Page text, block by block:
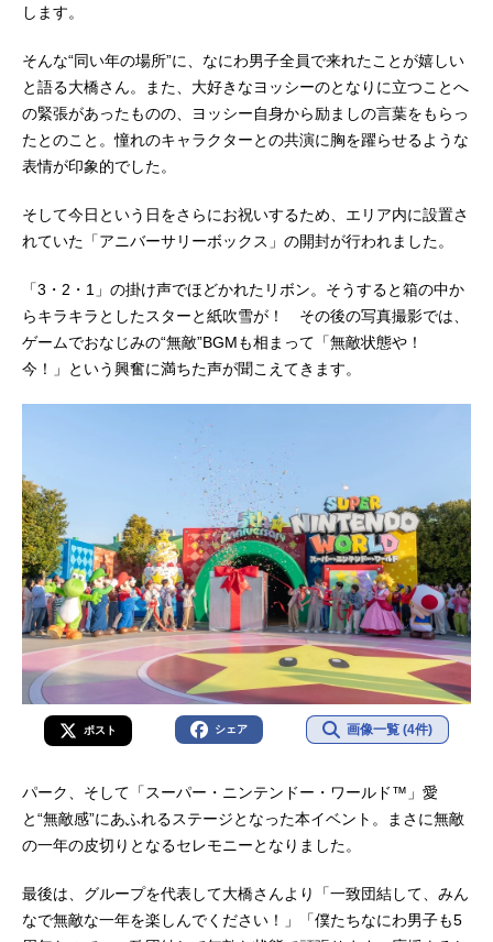
します。
そんな“同い年の場所”に、なにわ男子全員で来れたことが嬉しい
と語る大橋さん。また、大好きなヨッシーのとなりに立つことへ
の緊張があったものの、ヨッシー自身から励ましの言葉をもらっ
たとのこと。憧れのキャラクターとの共演に胸を躍らせるような
表情が印象的でした。
そして今日という日をさらにお祝いするため、エリア内に設置さ
れていた「アニバーサリーボックス」の開封が行われました。
「3・2・1」の掛け声でほどかれたリボン。そうすると箱の中か
らキラキラとしたスターと紙吹雪が！ その後の写真撮影では、
ゲームでおなじみの“無敵”BGMも相まって「無敵状態や！
今！」という興奮に満ちた声が聞こえてきます。
ポスト シェア 画像一覧 (4件)
パーク、そして「スーパー・ニンテンドー・ワールド™」愛
と“無敵感”にあふれるステージとなった本イベント。まさに無敵
の一年の皮切りとなるセレモニーとなりました。
最後は、グループを代表して大橋さんより「一致団結して、みん
なで無敵な一年を楽しんでください！」「僕たちなにわ男子も5